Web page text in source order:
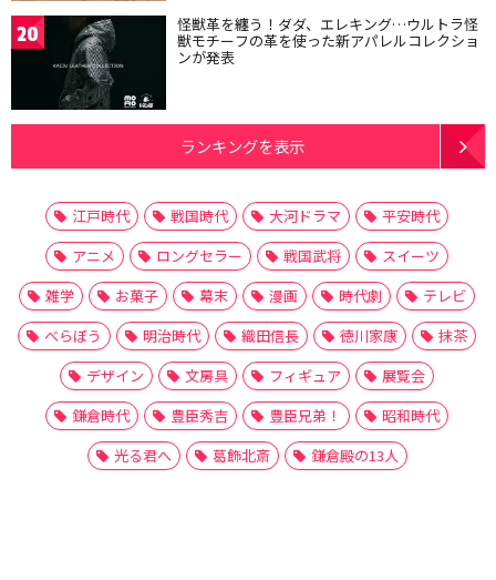
20 怪獣革を纏う！ダダ、エレキング…ウルトラ怪
獣モチーフの革を使った新アパレルコレクショ
ンが発表
ランキングを表示
江戸時代 戦国時代 大河ドラマ
平安時代
アニメ
ロングセラー 戦国武将
スイーツ
雑学
お菓子 幕末 漫画 時代劇
テレビ
べらぼう
明治時代 織田信長 徳川家康
抹茶
デザイン
文房具 フィギュア
展覧会
鎌倉時代
豊臣秀吉 豊臣兄弟！
昭和時代
光る君へ
葛飾北斎 鎌倉殿の13人